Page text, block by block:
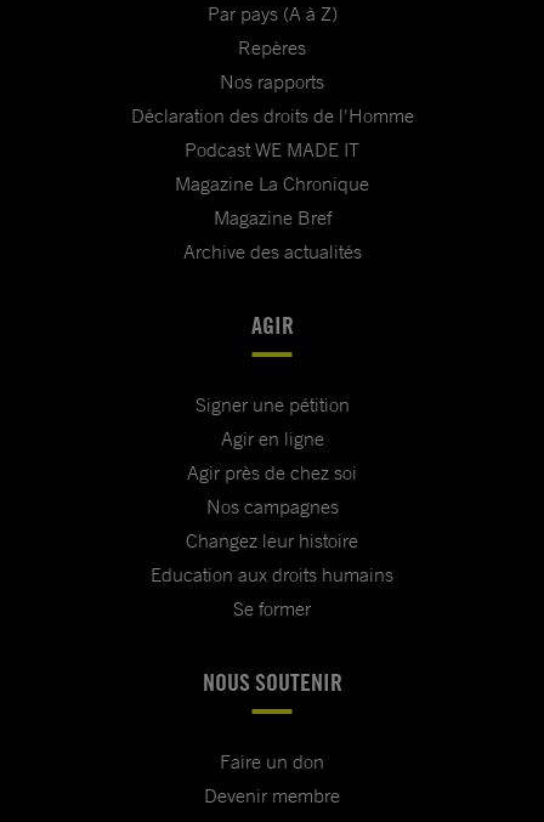
Par pays (A à Z)
Repères
Nos rapports
Déclaration des droits de l'Homme
Podcast WE MADE IT
Magazine La Chronique
Magazine Bref
Archive des actualités
AGIR
Signer une pétition
Agir en ligne
Agir près de chez soi
Nos campagnes
Changez leur histoire
Education aux droits humains
Se former
NOUS SOUTENIR
Faire un don
Devenir membre